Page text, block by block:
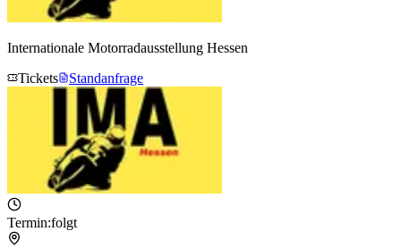
Internationale Motorradausstellung Hessen
Tickets
Standanfrage
Termin:folgt